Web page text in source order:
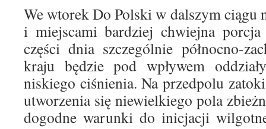
We wtorek Do Polski w dalszym ciągu
i miejscami bardziej chwiejna
części dnia szczególnie północno-
kraju będzie pod wpływem
niskiego ciśnienia. Na przedpolu
utworzenia się niewielkiego pola
dogodne warunki do inicjacji